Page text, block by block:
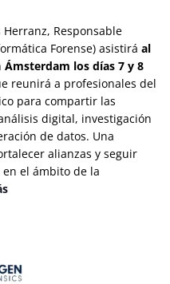
Herranz, Responsable
Forense) asistirá al
Ámsterdam los días 7 y 8
reunirá a profesionales del
para compartir las
digital, investigación
de datos. Una
alianzas y seguir
el ámbito de la